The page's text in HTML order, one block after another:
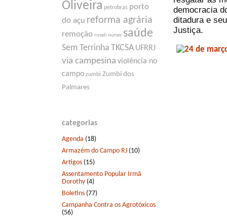
Oliveira petrobras porto
do açu reforma agrária
remoção roseli nunes saúde
Sem Terrinha TKCSA UFRRJ
via campesina violência no
campo zumbi Zumbi dos
Palmares
categorias
Agenda (18)
Armazém do Campo RJ (10)
Artigos (15)
Assentamento Popular Irmã
Dorothy (4)
Boletins (77)
Campanha Contra os Agrotóxicos
(56)
democracia
ditadura e
Justiça.